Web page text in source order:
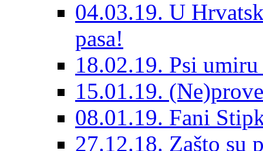
04.03.19. U
pasa!
18.02.19. Psi
15.01.19.
08.01.19. Fani
27.12.18. Zašto su